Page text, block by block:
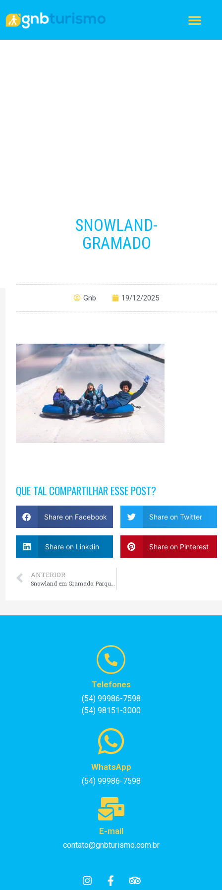
SNOWLAND-
GRAMADO
Gnb 19/12/2025
QUE TAL COMPARTILHAR ESSE POST?
Share on Facebook Share on Twitter
Share on Linkdin Share on Pinterest
ANTERIOR
Snowland em Gramado: Parque de Neve Indoor com Neve no Ano Inteiro
Telefones
(54) 99986-7598
(54) 98151-3000
WhatsApp
(54) 99986-7598
E-mail
contato@gnbturismo.com.br